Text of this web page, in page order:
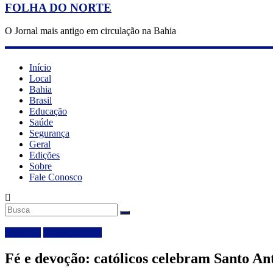
FOLHA DO NORTE
O Jornal mais antigo em circulação na Bahia
Início
Local
Bahia
Brasil
Educação
Saúde
Segurança
Geral
Edições
Sobre
Fale Conosco
Fé e devoção: católicos celebram Santo